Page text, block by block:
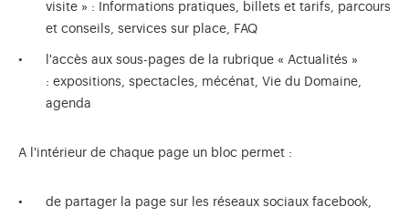
visite » : Informations pratiques, billets et tarifs, parcours
et conseils, services sur place, FAQ
l'accès aux sous-pages de la rubrique « Actualités »
: expositions, spectacles, mécénat, Vie du Domaine,
agenda
A l'intérieur de chaque page un bloc permet :
de partager la page sur les réseaux sociaux facebook,